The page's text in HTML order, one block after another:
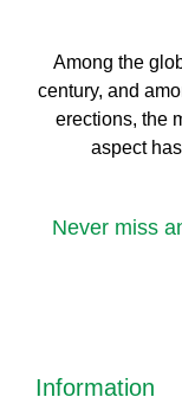
Among the
century, and
erections, the
aspect
Never miss
Information